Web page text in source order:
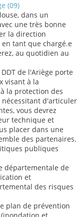
(09)
dans un
une très bonne
la direction
tant que chargé.e
au quotidien au
de l'Ariège porte
visant à la
la protection des
nécessitant d'articuler
vous devrez
technique et
placer dans une
des partenaires.
publiques
départementale de
et
des risques
plan de prévention